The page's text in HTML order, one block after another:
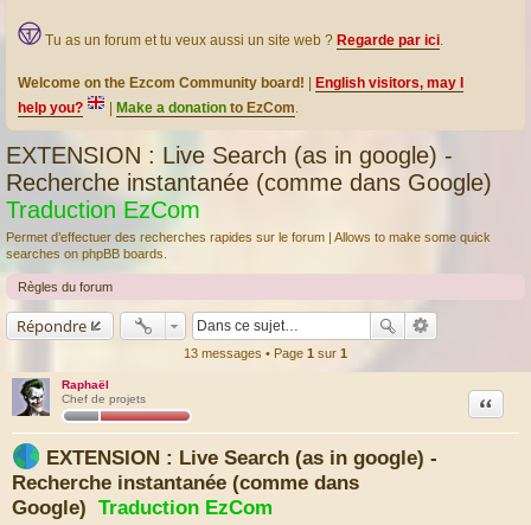
Tu as un forum et tu veux aussi un site web ? Regarde par ici.
Welcome on the Ezcom Community board!
English visitors, may I
help you?
Make a donation to EzCom.
EXTENSION : Live Search (as in google) -
Recherche instantanée (comme dans Google)
Traduction EzCom
Permet d’effectuer des recherches rapides sur le forum | Allows to make some quick
searches on phpBB boards.
Règles du forum
Répondre
13 messages • Page 1 sur 1
Raphaël
Chef de projets
EXTENSION : Live Search (as in google) -
Recherche instantanée (comme dans
Google) Traduction EzCom
Citation